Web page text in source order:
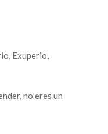
Exuperio,
no eres un